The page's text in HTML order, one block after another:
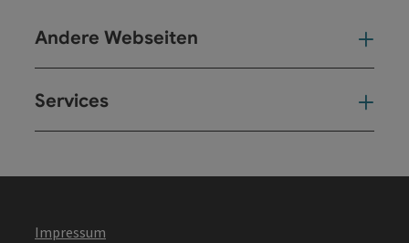
Andere Webseiten
Services
Impressum